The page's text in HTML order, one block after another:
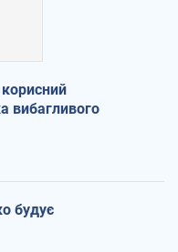
вибагливого
будує